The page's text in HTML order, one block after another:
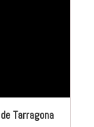
Tarragona